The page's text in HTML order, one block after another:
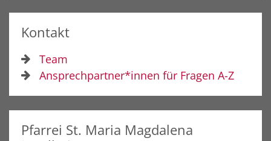
Kontakt
Team
Ansprechpartner*innen für Fragen A-Z
Pfarrei St. Maria Magdalena